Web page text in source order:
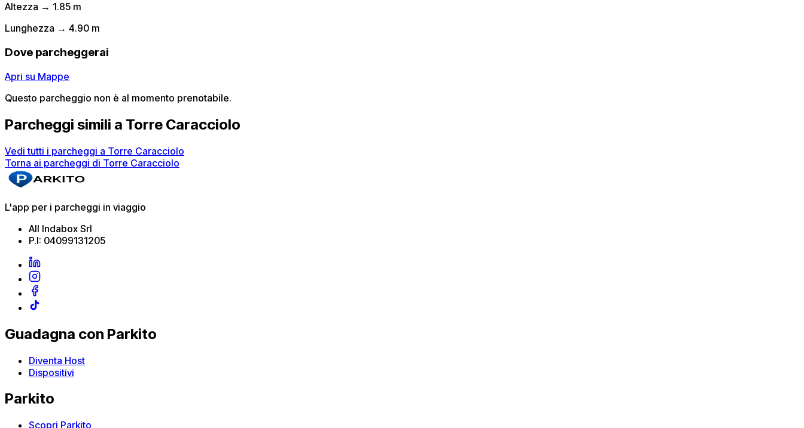
Altezza → 1.85 m
Lunghezza → 4.90 m
Dove parcheggerai
Apri su Mappe
Questo parcheggio non è al momento prenotabile.
Parcheggi simili a Torre Caracciolo
Vedi tutti i parcheggi a Torre Caracciolo
Torna ai parcheggi di Torre Caracciolo
L'app per i parcheggi in viaggio
All Indabox Srl
P.I: 04099131205
Guadagna con Parkito
Diventa Host
Dispositivi
Parkito
Scopri Parkito